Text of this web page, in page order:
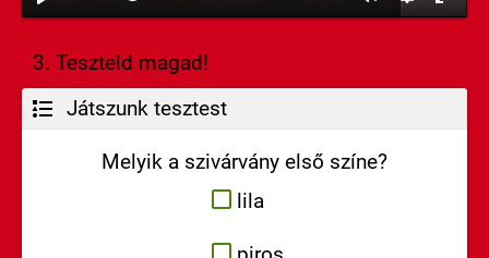
3. Teszteld magad!
Játszunk tesztest
Melyik a szivárvány első színe?
lila